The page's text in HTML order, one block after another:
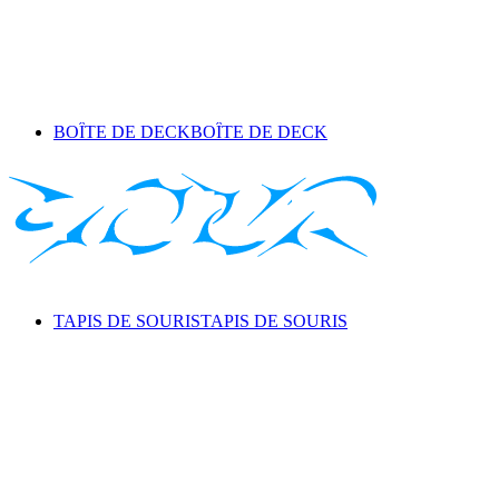
BOÎTE DE DECKBOÎTE DE DECK
TAPIS DE SOURISTAPIS DE SOURIS